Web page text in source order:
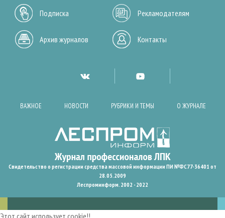
Подписка Рекламодателям
Архив журналов Контакты
ВАЖНОЕ НОВОСТИ РУБРИКИ И ТЕМЫ О ЖУРНАЛЕ
Свидетельство о регистрации средства массовой информации ПИ №ФС77-36401 от
28.05.2009
Леспроминформ. 2002 - 2022